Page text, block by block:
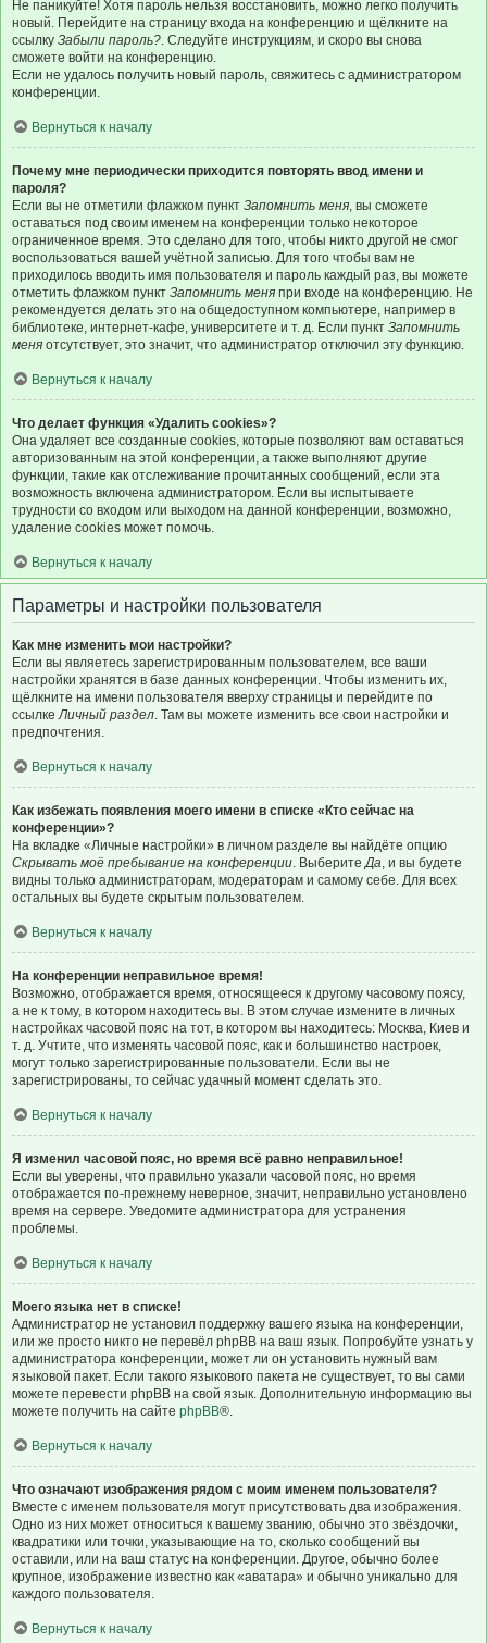
Не паникуйте! Хотя пароль нельзя восстановить, можно легко получить
новый. Перейдите на страницу входа на конференцию и щёлкните на
ссылку Забыли пароль?. Следуйте инструкциям, и скоро вы снова
сможете войти на конференцию.
Если не удалось получить новый пароль, свяжитесь с администратором
конференции.
Вернуться к началу
Почему мне периодически приходится повторять ввод имени и
пароля?
Если вы не отметили флажком пункт Запомнить меня, вы сможете
оставаться под своим именем на конференции только некоторое
ограниченное время. Это сделано для того, чтобы никто другой не смог
воспользоваться вашей учётной записью. Для того чтобы вам не
приходилось вводить имя пользователя и пароль каждый раз, вы можете
отметить флажком пункт Запомнить меня при входе на конференцию. Не
рекомендуется делать это на общедоступном компьютере, например в
библиотеке, интернет-кафе, университете и т. д. Если пункт Запомнить
меня отсутствует, это значит, что администратор отключил эту функцию.
Вернуться к началу
Что делает функция «Удалить cookies»?
Она удаляет все созданные cookies, которые позволяют вам оставаться
авторизованным на этой конференции, а также выполняют другие
функции, такие как отслеживание прочитанных сообщений, если эта
возможность включена администратором. Если вы испытываете
трудности со входом или выходом на данной конференции, возможно,
удаление cookies может помочь.
Вернуться к началу
Параметры и настройки пользователя
Как мне изменить мои настройки?
Если вы являетесь зарегистрированным пользователем, все ваши
настройки хранятся в базе данных конференции. Чтобы изменить их,
щёлкните на имени пользователя вверху страницы и перейдите по
ссылкеЛичный раздел. Там вы можете изменить все свои настройки и
предпочтения.
Вернуться к началу
Как избежать появления моего имени в списке «Кто сейчас на
конференции»?
На вкладке «Личные настройки» в личном разделе вы найдёте опцию
Скрывать моё пребывание на конференции. ВыберитеДа, и вы будете
видны только администраторам, модераторам и самому себе. Для всех
остальных вы будете скрытым пользователем.
Вернуться к началу
На конференции неправильное время!
Возможно, отображается время, относящееся к другому часовому поясу,
а не к тому, в котором находитесь вы. В этом случае измените в личных
настройках часовой пояс на тот, в котором вы находитесь: Москва, Киев и
т. д. Учтите, что изменять часовой пояс, как и большинство настроек,
могут только зарегистрированные пользователи. Если вы не
зарегистрированы, то сейчас удачный момент сделать это.
Вернуться к началу
Я изменил часовой пояс, но время всё равно неправильное!
Если вы уверены, что правильно указали часовой пояс, но время
отображается по-прежнему неверное, значит, неправильно установлено
время на сервере. Уведомите администратора для устранения
проблемы.
Вернуться к началу
Моего языка нет в списке!
Администратор не установил поддержку вашего языка на конференции,
или же просто никто не перевёл phpBB на ваш язык. Попробуйте узнать у
администратора конференции, может ли он установить нужный вам
языковой пакет. Если такого языкового пакета не существует, то вы сами
можете перевести phpBB на свой язык. Дополнительную информацию вы
можете получить на сайте phpBB®.
Вернуться к началу
Что означают изображения рядом с моим именем пользователя?
Вместе с именем пользователя могут присутствовать два изображения.
Одно из них может относиться к вашему званию, обычно это звёздочки,
квадратики или точки, указывающие на то, сколько сообщений вы
оставили, или на ваш статус на конференции. Другое, обычно более
крупное, изображение известно как «аватара» и обычно уникально для
каждого пользователя.
Вернуться к началу